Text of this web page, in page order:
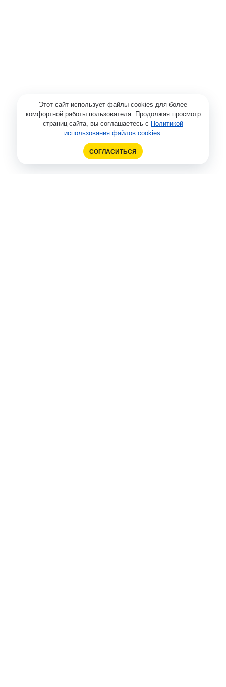
Этот сайт использует файлы cookies для более
комфортной работы пользователя. Продолжая просмотр
страниц сайта, вы соглашаетесь с Политикой
использования файлов cookies.
СОГЛАСИТЬСЯ